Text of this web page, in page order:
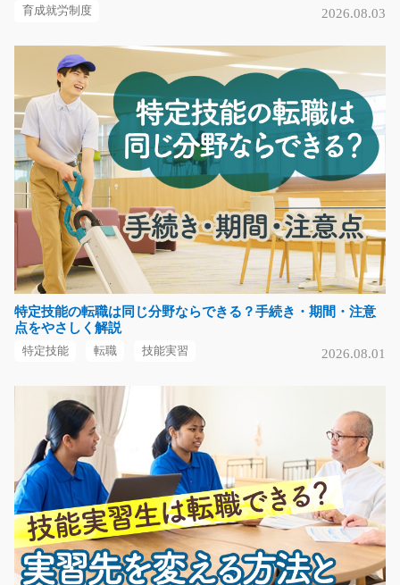
年齢不問！エアコン用パーツのピッキング/i02_00
584
駅チカ！軽作業でお探しの方、必見！年齢不問！体力に
自信がない方も安心…
長期（3ヶ月以上）
時給1150円～
大阪府泉南市
気になる
鋼管加工オペレーター補助/i02_01480
鋼管を扱う製造工程で、 加工機械まわりの補助作業と運
搬を担当します。 …
長期（3ヶ月以上）
時給1,650円
大阪府堺市東区
気になる
育成就労制度 2026.08.03
特定技能の転職は同じ分野ならできる？手続き・期間・注意
点をやさしく解説
特定技能 転職 技能実習 2026.08.01